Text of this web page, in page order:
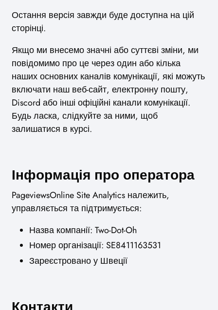
Остання версія завжди буде доступна на цій
сторінці.
Якщо ми внесемо значні або суттєві зміни, ми
повідомимо про це через один або кілька
наших основних каналів комунікації, які можуть
включати наш веб-сайт, електронну пошту,
Discord або інші офіційні канали комунікації.
Будь ласка, слідкуйте за ними, щоб
залишатися в курсі.
Інформація про оператора
PageviewsOnline Site Analytics належить,
управляється та підтримується:
Назва компанії: Two-Dot-Oh
Номер організації: SE8411163531
Зареєстровано у Швеції